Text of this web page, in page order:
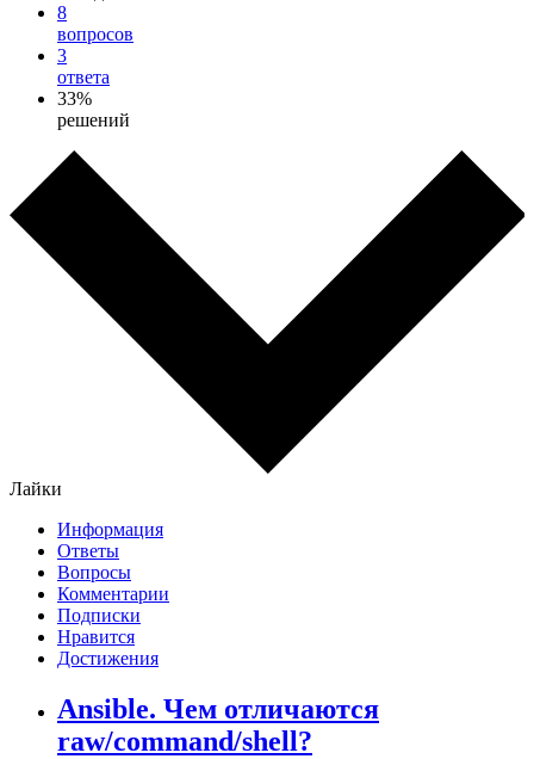
8
вопросов
3
ответа
33%
решений
Лайки
Информация
Ответы
Вопросы
Комментарии
Подписки
Нравится
Достижения
Ansible. Чем отличаются
raw/command/shell?